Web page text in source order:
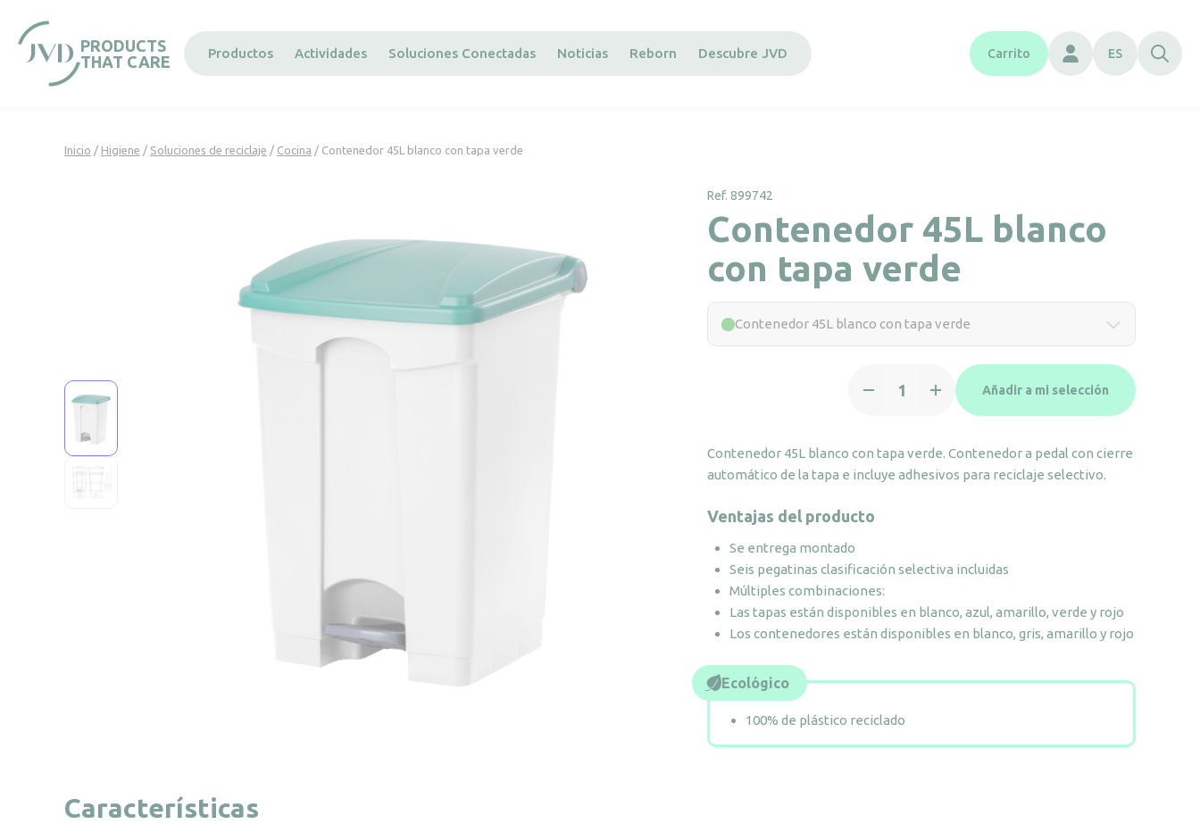
PRODUCTS
THAT CARE
Productos Actividades Soluciones Conectadas Noticias Reborn Descubre JVD Carrito ES
Inicio / Higiene / Soluciones de reciclaje / Cocina / Contenedor 45L blanco con tapa verde
Ref. 899742
Contenedor 45L blanco
con tapa verde
Contenedor 45L blanco con tapa verde
45L
tapa
verde
cantidad
Añadir a mi selección
Contenedor 45L blanco con tapa verde. Contenedor a pedal con cierre
automático de la tapa e incluye adhesivos para reciclaje selectivo.
Ventajas del producto
Se entrega montado
Seis pegatinas clasificación selectiva incluidas
Múltiples combinaciones:
Las tapas están disponibles en blanco, azul, amarillo, verde y rojo
Los contenedores están disponibles en blanco, gris, amarillo y rojo
Ecológico
100% de plástico reciclado
Características